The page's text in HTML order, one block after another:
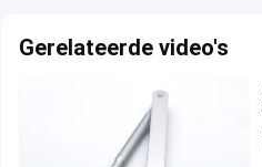
Gerelateerde video's